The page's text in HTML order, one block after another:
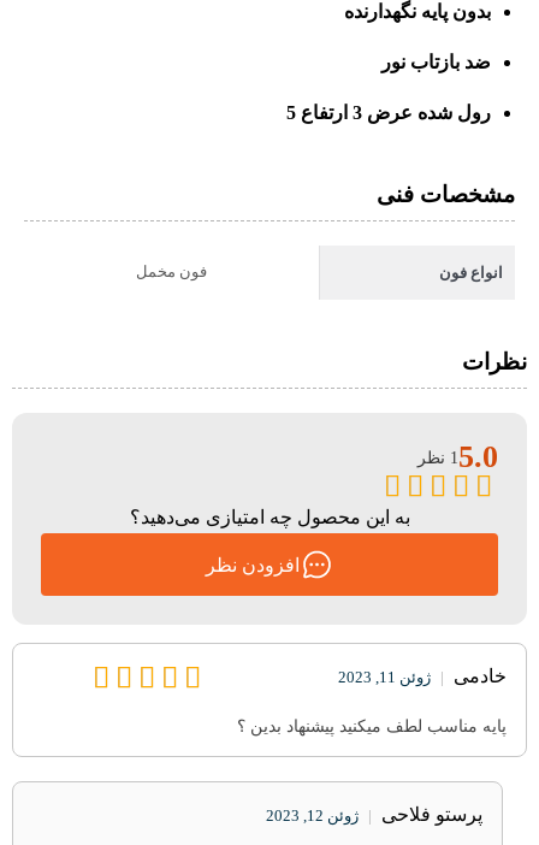
بدون پایه نگهدارنده
ضد بازتاب نور
رول شده عرض 3 ارتفاع 5
مشخصات فنی
انواع فون فون مخمل
نظرات
خادمی | ژوئن 11, 2023
پایه مناسب لطف میکنید پیشنهاد بدین ؟
پرستو فلاحی | ژوئن 12, 2023
5.01 نظر
به این محصول چه امتیازی می‌دهید؟
افزودن نظر